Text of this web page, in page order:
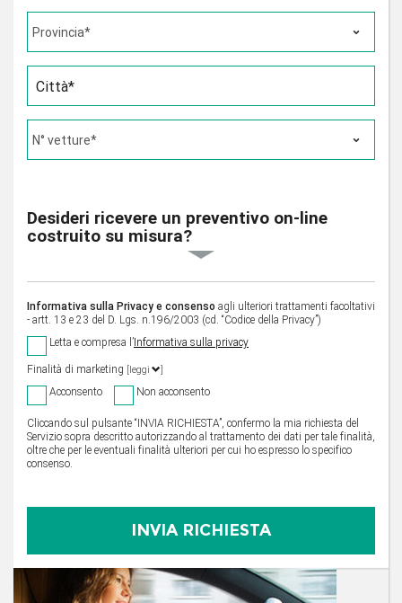
Città*
Desideri ricevere un preventivo on-line
costruito su misura?
Informativa sulla Privacy e consenso agli ulteriori trattamenti facoltativi
- artt. 13 e 23 del D. Lgs. n.196/2003 (cd. “Codice della Privacy”)
Letta e compresa l’ Informativa sulla privacy
Finalità di marketing [leggi
Acconsento Non acconsento
Cliccando sul pulsante “INVIA RICHIESTA”, confermo la mia richiesta del
Servizio sopra descritto autorizzando al trattamento dei dati per tale finalità,
oltre che per le eventuali finalità ulteriori per cui ho espresso lo specifico
consenso.